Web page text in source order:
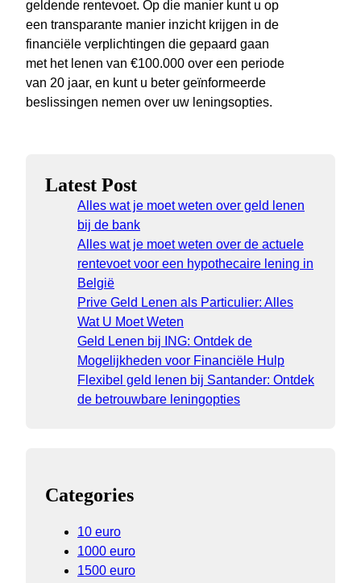
geldende rentevoet. Op die manier kunt u op
een transparante manier inzicht krijgen in de
financiële verplichtingen die gepaard gaan
met het lenen van €100.000 over een periode
van 20 jaar, en kunt u beter geïnformeerde
beslissingen nemen over uw leningsopties.
Latest Post
Alles wat je moet weten over geld lenen
bij de bank
Alles wat je moet weten over de actuele
rentevoet voor een hypothecaire lening in
België
Prive Geld Lenen als Particulier: Alles
Wat U Moet Weten
Geld Lenen bij ING: Ontdek de
Mogelijkheden voor Financiële Hulp
Flexibel geld lenen bij Santander: Ontdek
de betrouwbare leningopties
Categories
10 euro
1000 euro
1500 euro